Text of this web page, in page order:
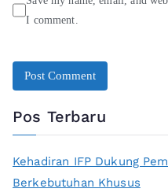
I comment.
Pos Terbaru
Kehadiran IFP Dukung
Berkebutuhan Khusus